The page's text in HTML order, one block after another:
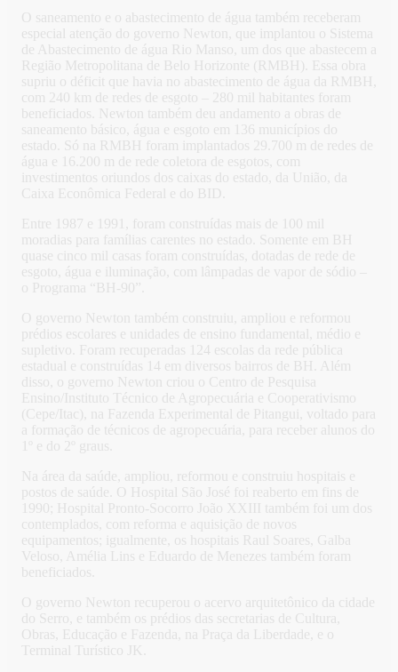
O saneamento e o abastecimento de água também receberam
especial atenção do governo Newton, que implantou o Sistema
de Abastecimento de água Rio Manso, um dos que abastecem a
Região Metropolitana de Belo Horizonte (RMBH). Essa obra
supriu o déficit que havia no abastecimento de água da RMBH,
com 240 km de redes de esgoto – 280 mil habitantes foram
beneficiados. Newton também deu andamento a obras de
saneamento básico, água e esgoto em 136 municípios do
estado. Só na RMBH foram implantados 29.700 m de redes de
água e 16.200 m de rede coletora de esgotos, com
investimentos oriundos dos caixas do estado, da União, da
Caixa Econômica Federal e do BID.
Entre 1987 e 1991, foram construídas mais de 100 mil
moradias para famílias carentes no estado. Somente em BH
quase cinco mil casas foram construídas, dotadas de rede de
esgoto, água e iluminação, com lâmpadas de vapor de sódio –
o Programa “BH-90”.
O governo Newton também construiu, ampliou e reformou
prédios escolares e unidades de ensino fundamental, médio e
supletivo. Foram recuperadas 124 escolas da rede pública
estadual e construídas 14 em diversos bairros de BH. Além
disso, o governo Newton criou o Centro de Pesquisa
Ensino/Instituto Técnico de Agropecuária e Cooperativismo
(Cepe/Itac), na Fazenda Experimental de Pitangui, voltado para
a formação de técnicos de agropecuária, para receber alunos do
1º e do 2º graus.
Na área da saúde, ampliou, reformou e construiu hospitais e
postos de saúde. O Hospital São José foi reaberto em fins de
1990; Hospital Pronto-Socorro João XXIII também foi um dos
contemplados, com reforma e aquisição de novos
equipamentos; igualmente, os hospitais Raul Soares, Galba
Veloso, Amélia Lins e Eduardo de Menezes também foram
beneficiados.
O governo Newton recuperou o acervo arquitetônico da cidade
do Serro, e também os prédios das secretarias de Cultura,
Obras, Educação e Fazenda, na Praça da Liberdade, e o
Terminal Turístico JK.